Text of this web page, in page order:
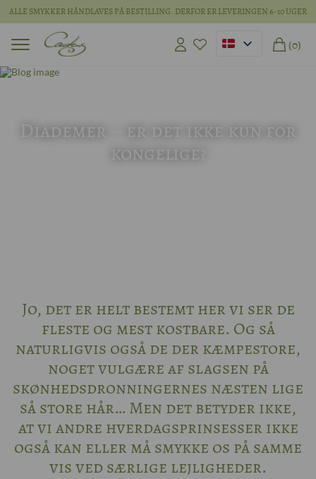
ALLE SMYKKER HÅNDLAVES PÅ BESTILLING. DERFOR ER LEVERINGEN 6-10 UGER
(0)
Diademer – er det ikke kun for
kongelige?
Jo, det er helt bestemt her vi ser de
fleste og mest kostbare. Og så
naturligvis også de der kæmpestore,
noget vulgære af slagsen på
skønhedsdronningernes næsten lige
så store hår… Men det betyder ikke,
at vi andre hverdagsprinsesser ikke
også kan eller må smykke os på samme
vis ved særlige lejligheder.